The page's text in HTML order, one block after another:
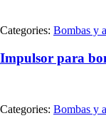
Categories: Bombas y
Impulsor para
Categories: Bombas y